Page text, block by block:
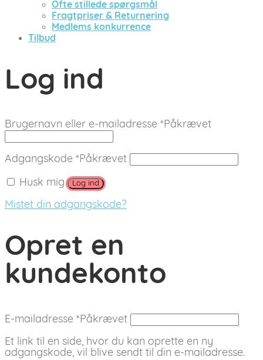
Ofte stillede spørgsmål
Fragtpriser & Returnering
Medlems konkurrence
Tilbud
Log ind
Brugernavn eller e-mailadresse *Påkrævet
Adgangskode *Påkrævet
Husk mig Log ind
Mistet din adgangskode?
Opret en
kundekonto
E-mailadresse *Påkrævet
Et link til en side, hvor du kan oprette en ny
adgangskode, vil blive sendt til din e-mailadresse.